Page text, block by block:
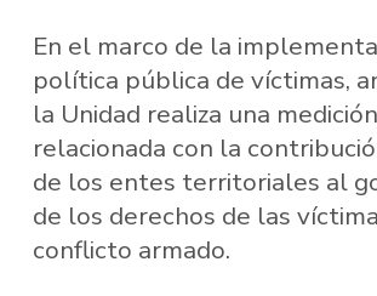
En el marco de la
política pública de víctimas,
la Unidad realiza una medición
relacionada con la
de los entes territoriales al
de los derechos de las
conflicto armado.